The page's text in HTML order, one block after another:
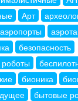
Арт
аэропорты
безопасность
роботы
бионика
бытовые